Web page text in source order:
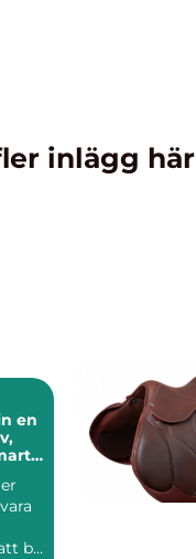
inlägg här
bli